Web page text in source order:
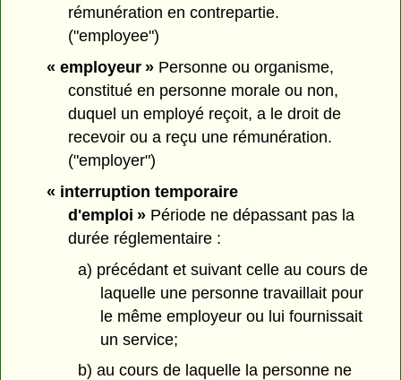
rémunération en contrepartie.
("employee")
« employeur »Personne ou organisme,
constitué en personne morale ou non,
duquel un employé reçoit, a le droit de
recevoir ou a reçu une rémunération.
("employer")
« interruption temporaire
d'emploi » Période ne dépassant pas la
durée réglementaire :
a) précédant et suivant celle au cours de
laquelle une personne travaillait pour
le même employeur ou lui fournissait
un service;
b) au cours de laquelle la personne ne